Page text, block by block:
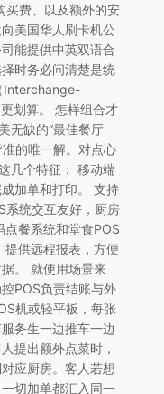
买费、以及额外的安
美国华人刷卡机公
能提供中英双语合
时务必问清楚是统
Interchange-
划算。 怎样组合才
无缺的“最佳餐厅
的唯一解。对点心
几个特征： 移动端
加单和打印。 支持
系统交互友好，厨房
餐系统和堂食POS
供远程报表，方便
。 就使用场景来
POS负责结账与外
机或轻平板，每张
务生一边推车一边
提出额外点菜时，
应厨房。客人若想
切加单都汇入同一